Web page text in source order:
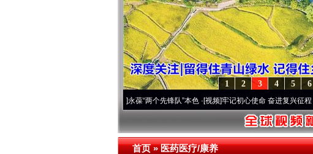
6
5
4
3
2
1
永葆“两个先锋队”本色·[视频]牢记初心使命 奋进复兴征程丨宝塔山
首页»医药医疗/康养